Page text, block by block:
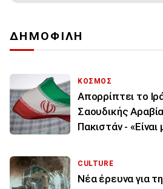
ΔΗΜΟΦΙΛΗ
ΚΟΣΜΟΣ
Απορρίπτει το
Σαουδικής
Πακιστάν -
CULTURE
Νέα έρευνα για